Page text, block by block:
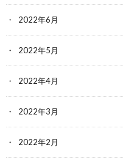
2022年6月
2022年5月
2022年4月
2022年3月
2022年2月